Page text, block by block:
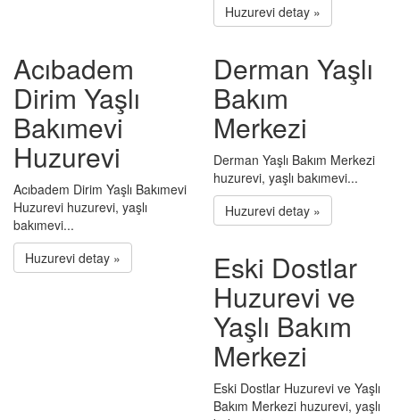
Huzurevi detay »
Acıbadem
Dirim Yaşlı
Bakımevi
Huzurevi
Acıbadem Dirim Yaşlı Bakımevi
Huzurevi huzurevi, yaşlı
bakımevi...
Huzurevi detay »
Derman Yaşlı
Bakım
Merkezi
Derman Yaşlı Bakım Merkezi
huzurevi, yaşlı bakımevi...
Huzurevi detay »
Eski Dostlar
Huzurevi ve
Yaşlı Bakım
Merkezi
Eski Dostlar Huzurevi ve Yaşlı
Bakım Merkezi huzurevi, yaşlı